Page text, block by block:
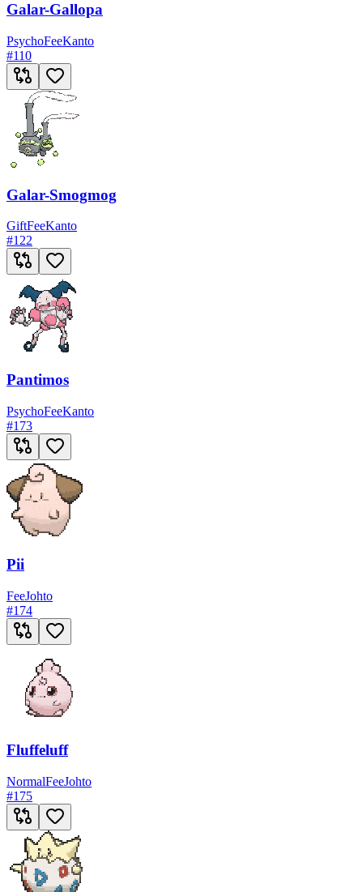
Galar-Gallopa
PsychoFeeKanto
#110
Galar-Smogmog
GiftFeeKanto
#122
Pantimos
PsychoFeeKanto
#173
Pii
FeeJohto
#174
Fluffeluff
NormalFeeJohto
#175